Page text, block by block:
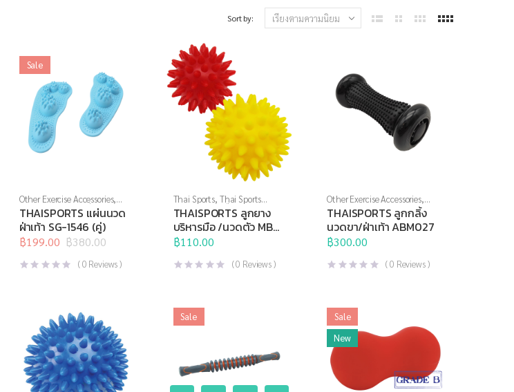
Sort by:
Sale
Other Exercise Accessories,
Thai Sports,สินค้าล็อตสุดท้าย
อุปกรณ์คลายกล้ามเนื้อ,อุปกรณ์
นวด,อุปกรณ์บริหารกาย,
อุปกรณ์เพื่อสุขภาพ
THAISPORTS แผ่นนวด
ฝ่าเท้า SG-1546 (คู่)
฿380.00
Original
price
was:
฿199.00
Current
price
is:
(0 Reviews )
Thai Sports, Thai Sports
Brand,บริหารมือ, อุปกรณ์
คลายกล้ามเนื้อ , อุปกรณ์นวด
อุปกรณ์บริหารกาย,อุปกรณ์
สุขภาพเพื่อผู้สูงวัย
สุขภาพ
THAISPORTS ลูกยาง
บริหารมือ /นวดตัว MBC-
05 (คู่)
฿110.00
(0 Reviews )
Other Exercise Accessories,
Thai Sports,อุปกรณ์นวด,
อุปกรณ์บริหารกาย,อุปกรณ์
สุขภาพเพื่อผู้สูงวัย
THAISPORTS ลูกกลิ้ง
นวดขา/ฝ่าเท้า ABM027
฿300.00
(0 Reviews )
Sale
Sale
New